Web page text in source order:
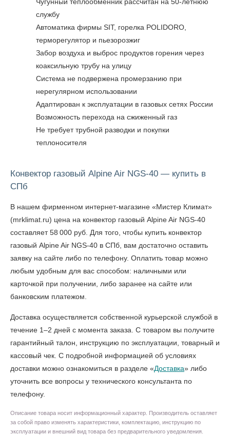
службу
Автоматика фирмы SIT, горелка POLIDORO,
терморегулятор и пьезорозжиг
Забор воздуха и выброс продуктов горения через
коаксильную трубу на улицу
Система не подвержена промерзанию при
нерегулярном использовании
Адаптирован к эксплуатации в газовых сетях России
Возможность перехода на сжиженный газ
Не требует трубной разводки и покупки
теплоносителя
Конвектор газовый Alpine Air NGS-40 — купить в
СПб
В нашем фирменном интернет-магазине «Мистер Климат»
(mrklimat.ru) цена на конвектор газовый Alpine Air NGS-40
составляет 58 000 руб. Для того, чтобы купить конвектор
газовый Alpine Air NGS-40 в СПб , вам достаточно оставить
заявку на сайте либо по телефону. Оплатить товар можно
любым удобным для вас способом: наличными или
карточкой при получении, либо заранее на сайте или
банковским платежом.
Доставка осуществляется собственной курьерской службой в
течение 1–2 дней с момента заказа. С товаром вы получите
гарантийный талон, инструкцию по эксплуатации, товарный и
кассовый чек. С подробной информацией об условиях
доставки можно ознакомиться в разделе «Доставка» либо
уточнить все вопросы у технического консультанта по
телефону.
Описание товара носит информационный характер. Производитель оставляет
за собой право изменять характеристики, комплектацию, инструкцию по
эксплуатации и внешний вид товара без предварительного уведомления.